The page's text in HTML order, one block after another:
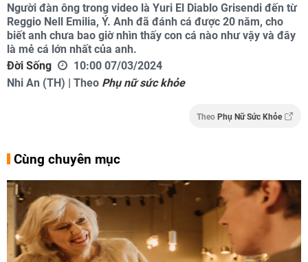
Người đàn ông trong video là Yuri El Diablo Grisendi đến từ
Reggio Nell Emilia, Ý. Anh đã đánh cá được 20 năm, cho
biết anh chưa bao giờ nhìn thấy con cá nào như vậy và đây
là mẻ cá lớn nhất của anh.
Đời Sống
10:00 07/03/2024
Nhi An (TH) | Theo Phụ nữ sức khỏe
Theo Phụ Nữ Sức Khỏe
Cùng chuyên mục